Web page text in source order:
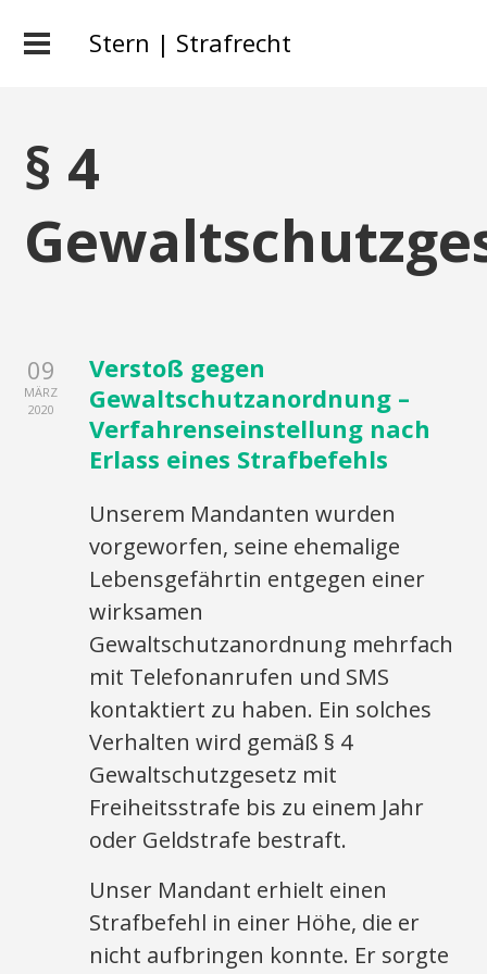
Stern | Strafrecht
§ 4
09
MÄRZ
2020
Verstoß gegen
Gewaltschutzanordnung –
Verfahrenseinstellung nach
Erlass eines Strafbefehls
Unserem Mandanten wurden
vorgeworfen, seine ehemalige
Lebensgefährtin entgegen einer
wirksamen
Gewaltschutzanordnung mehrfach
mit Telefonanrufen und SMS
kontaktiert zu haben. Ein solches
Verhalten wird gemäß § 4
Gewaltschutzgesetz mit
Freiheitsstrafe bis zu einem Jahr
oder Geldstrafe bestraft.
Unser Mandant erhielt einen
Strafbefehl in einer Höhe, die er
nicht aufbringen konnte. Er sorgte